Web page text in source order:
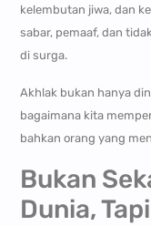
kelembutan jiwa, dan
sabar, pemaaf, dan
di surga.
Akhlak bukan hanya
bagaimana kita
bahkan orang yang
Bukan
Dunia,